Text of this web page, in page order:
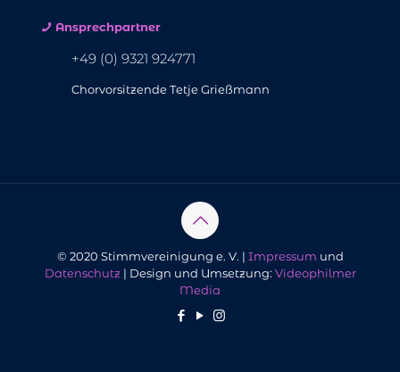
Ansprechpartner
+49 (0) 9321 924771
Chorvorsitzende Tetje Grießmann
© 2020 Stimmvereinigung e. V. | Impressum und
Datenschutz | Design und Umsetzung: Videophilmer
Media